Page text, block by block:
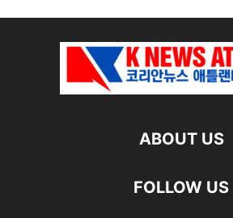
ABOUT US
FOLLOW US